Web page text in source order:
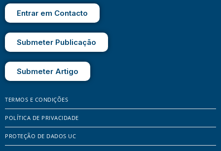
Entrar em Contacto
Submeter Publicação
Submeter Artigo
TERMOS E CONDIÇÕES
POLÍTICA DE PRIVACIDADE
PROTEÇÃO DE DADOS UC